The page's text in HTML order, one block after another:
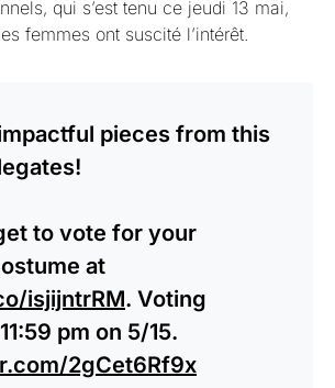
qui s’est tenu ce jeudi 13 mai,
femmes ont suscité l’intérêt.
pieces from this
to vote for your
at
isjijntrRM. Voting
pm on 5/15.
2gCet6Rf9x